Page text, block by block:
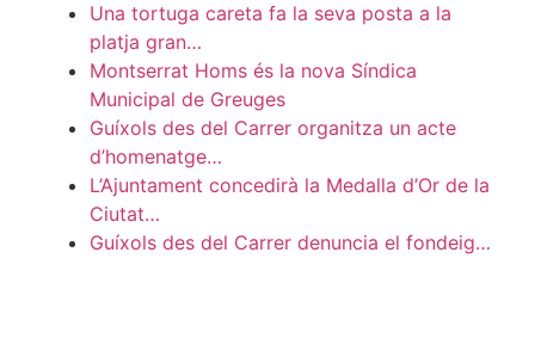
Una tortuga careta fa la seva posta a la
platja gran…
Montserrat Homs és la nova Síndica
Municipal de Greuges
Guíxols des del Carrer organitza un acte
d’homenatge…
L’Ajuntament concedirà la Medalla d’Or de la
Ciutat…
Guíxols des del Carrer denuncia el fondeig…